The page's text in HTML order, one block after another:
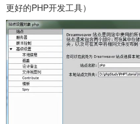
更好的PHP开发工具）